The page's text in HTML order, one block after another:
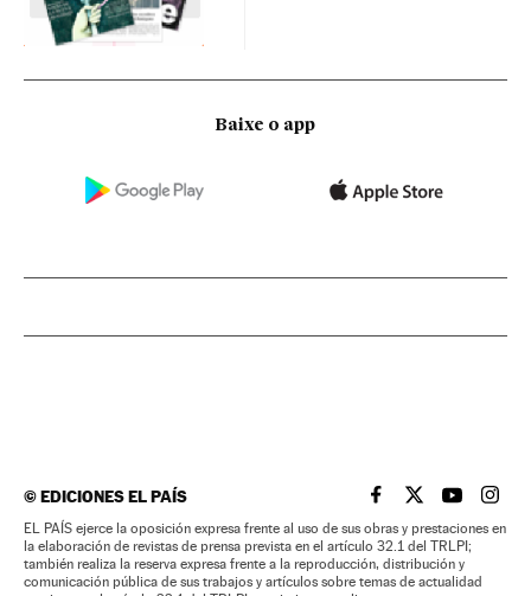
Baixe o app
©EDICIONES EL PAÍS EL PAÍS BRASIL EN
EL PAÍSEL PAÍS
EL
EL PAÍS ejerce la oposición expresa frente al uso de sus obras y prestaciones en
la elaboración de revistas de prensa prevista en el artículo 32.1 del TRLPI;
también realiza la reserva expresa frente a la reproducción, distribución y
comunicación pública de sus trabajos y artículos sobre temas de actualidad